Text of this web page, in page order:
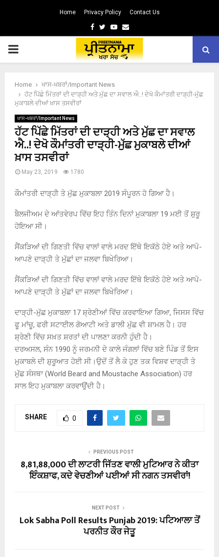
Home Privacy Policy Contact Us
Facebook
TwitterYoutube
Email
PRIMARY
Home
ਖਾਸ-ਖਬਰਾਂ/Important News
ਹੱਟ ਪਿੱਛੇ ਮਿੱਤਰਾਂ ਦੀ ਦਾੜ੍ਹੀ ਅਤੇ ਮੁੱਛ ਦਾ ਸਵਾਲ ਐ..! ਦੇਖੋ ਕੌਮਾਂਤਰੀ ਦਾੜ੍ਹੀ-ਮੁੱਛ
ਮੁਕਾਬਲੇ ਦੀਆਂ ਖ਼ਾਸ ਤਸਵੀਰਾਂ
ਖਾਸ-ਖਬਰਾਂ/Important News
ਹੱਟ ਪਿੱਛੇ ਮਿੱਤਰਾਂ ਦੀ ਦਾੜ੍ਹੀ ਅਤੇ ਮੁੱਛ ਦਾ ਸਵਾਲ
ਐ..! ਦੇਖੋ ਕੌਮਾਂਤਰੀ ਦਾੜ੍ਹੀ-ਮੁੱਛ ਮੁਕਾਬਲੇ ਦੀਆਂ
ਖ਼ਾਸ ਤਸਵੀਰਾਂ
May 23, 2019 1780
ਕੌਮਾਂਤਰੀ ਦਾੜ੍ਹੀ ਤੇ ਮੁੱਛ ਮੁਕਾਬਲਾ 2019 ਸੰਪੂਰਨ ਹੋ ਗਿਆ ਹੈ।
ਬੈਲਜੀਅਮ ਦੇ ਆਂਤਵੇਰਪ ਵਿੱਚ ਇਹ ਤਿੰਨ ਦਿਨਾਂ ਮੁਕਾਬਲਾ 19 ਮਈ ਤੋਂ ਸ਼ੁਰੂ
ਹੋਇਆ ਸੀ।
ਸੈਂਕੜਿਆਂ ਦੀ ਗਿਣਤੀ ਵਿੱਚ ਵਾਲਾਂ ਵਾਲੇ ਮਰਦ ਇੱਥੇ ਇਕੱਠੇ ਹੋਏ ਅਤੇ ਆਪੋ-
ਆਪਣੇ ਦਾੜ੍ਹੀ ਤੇ ਮੁੱਛਾਂ ਦਾ ਜਲਵਾ ਬਿਖੇਰਿਆ।
ਸੈਂਕੜਿਆਂ ਦੀ ਗਿਣਤੀ ਵਿੱਚ ਵਾਲਾਂ ਵਾਲੇ ਮਰਦ ਇੱਥੇ ਇਕੱਠੇ ਹੋਏ ਅਤੇ ਆਪੋ-
ਆਪਣੇ ਦਾੜ੍ਹੀ ਤੇ ਮੁੱਛਾਂ ਦਾ ਜਲਵਾ ਬਿਖੇਰਿਆ।
ਦਾੜ੍ਹੀ-ਮੁੱਛ ਮੁਕਾਬਲਾ 17 ਸ਼੍ਰੇਣੀਆਂ ਵਿੱਚ ਕਰਵਾਇਆ ਗਿਆ, ਜਿਸਸ ਵਿੱਚ
ਫੂ ਮਾਂਚੂ, ਫਰੀ ਸਟਾਈਲ ਗੋਆਟੀ ਅਤੇ ਡਾਲੀ ਮੁੱਛ ਵੀ ਸ਼ਾਮਲ ਹੈ। ਹਰ
ਸ਼੍ਰੇਣੀ ਵਿੱਚ ਸਖ਼ਤ ਸ਼ਰਤਾਂ ਦੀ ਪਾਲਣਾ ਕਰਨੀ ਹੁੰਦੀ ਹੈ।
ਦਰਅਸਲ, ਸੰਨ 1990 ਨੂੰ ਜਰਮਨੀ ਦੇ ਕਾਲੇ ਜੰਗਲਾਂ ਵਿੱਚ ਬਣੇ ਪਿੰਡ ਤੋਂ ਇਸ
ਮੁਕਾਬਲੇ ਦੀ ਸ਼ੁਰੂਆਤ ਹੋਈ ਸੀ।ਉਦੋਂ ਤੋਂ ਲੈ ਕੇ ਹੁਣ ਤਕ ਵਿਸ਼ਵ ਦਾੜ੍ਹੀ ਤੇ
ਮੁੱਛ ਸੰਸਥਾ (World Beard and Moustache Association) ਹਰ
ਸਾਲ ਇਹ ਮੁਕਾਬਲਾ ਕਰਵਾਉਂਦੀ ਹੈ।
SHARE 0
PREVIOUS POST
8,81,88,000 ਦੀ ਲਾਟਰੀ ਜਿੱਤਣ ਵਾਲੀ ਮੁਟਿਆਰ ਨੇ ਕੀਤਾ
ਇੰਕਸ਼ਾਫ, ਕਦੇ ਵੇਚਣੀਆਂ ਪਈਆਂ ਸੀ ਨਗਨ ਤਸਵੀਰਾਂ!
NEXT POST
Lok Sabha Poll Results Punjab 2019: ਪਟਿਆਲਾ ਤੋਂ
ਪਰਨੀਤ ਕੌਰ ਜੇਤੂ